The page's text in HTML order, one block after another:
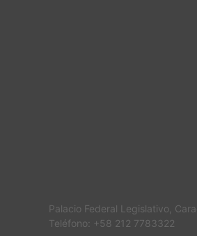
Palacio Federal Legislativo,
Teléfono: +58 212 7783322